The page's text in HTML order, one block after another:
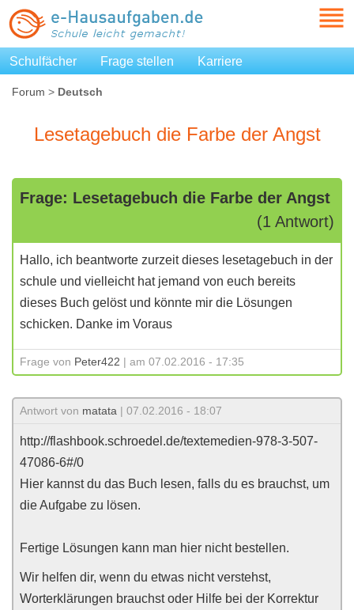
Schulfächer Frage stellen Karriere
Forum > Deutsch
Lesetagebuch die Farbe der Angst
Frage: Lesetagebuch die Farbe der Angst
(1 Antwort)
Hallo, ich beantworte zurzeit dieses lesetagebuch in der
schule und vielleicht hat jemand von euch bereits
dieses Buch gelöst und könnte mir die Lösungen
schicken. Danke im Voraus
Frage von Peter422 | am 07.02.2016 - 17:35
Antwort von matata | 07.02.2016 - 18:07
http://flashbook.schroedel.de/textemedien-978-3-507-
47086-6#/0
Hier kannst du das Buch lesen, falls du es brauchst, um
die Aufgabe zu lösen.
Fertige Lösungen kann man hier nicht bestellen.
Wir helfen dir, wenn du etwas nicht verstehst,
Worterklärungen brauchst oder Hilfe bei der Korrektur